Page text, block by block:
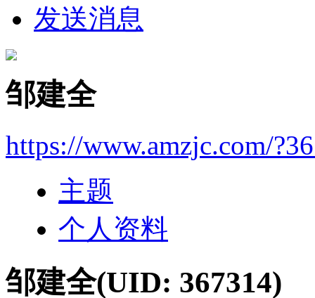
发送消息
邹建全
https://www.amzjc.com/
主题
个人资料
邹建全(UID: 367314)